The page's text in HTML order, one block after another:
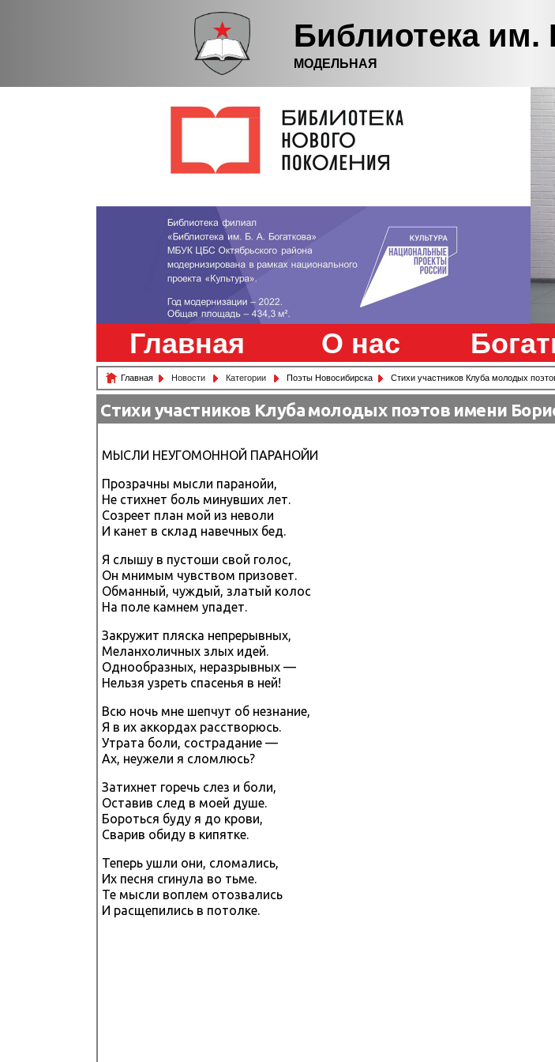
Библиотека им.
МОДЕЛЬНАЯ
Главная О нас
Главная Новости Категории Поэты Новосибирска Стихи участников Клуба молодых
Стихи участников Клуба молодых поэтов имени
МЫСЛИ НЕУГОМОННОЙ ПАРАНОЙИ
Прозрачны мысли паранойи,
Не стихнет боль минувших лет.
Созреет план мой из неволи
И канет в склад навечных бед.
Я слышу в пустоши свой голос,
Он мнимым чувством призовет.
Обманный, чуждый, златый колос
На поле камнем упадет.
Закружит пляска непрерывных,
Меланхоличных злых идей.
Однообразных, неразрывных —
Нельзя узреть спасенья в ней!
Всю ночь мне шепчут об незнание,
Я в их аккордах расстворюсь.
Утрата боли, сострадание —
Ах, неужели я сломлюсь?
Затихнет горечь слез и боли,
Оставив след в моей душе.
Бороться буду я до крови,
Сварив обиду в кипятке.
Теперь ушли они, сломались,
Их песня сгинула во тьме.
Те мысли воплем отозвались
И расщепились в потолке.